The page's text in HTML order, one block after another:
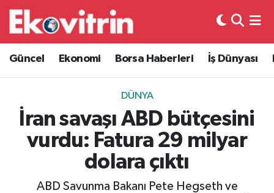
Güncel Ekonomi Borsa Haberleri İş Dünyası
DÜNYA
İran savaşı ABD bütçesini
vurdu: Fatura 29 milyar
dolara çıktı
ABD Savunma Bakanı Pete Hegseth ve
Güncel
Ekonomi
İş Dünyası
Hava Durumu
Trafik Durumu
Süper Lig Puan Durumu ve Fikstür
Tüm Manşetler
Son Dakika Haberleri